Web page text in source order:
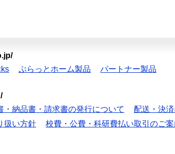
ぷらっとホーム製品 パートナー製品
・納品書・請求書の発行について 配送・決
扱い方針 校費・公費・科研費払い取引のご案